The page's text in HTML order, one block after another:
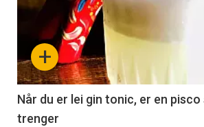
akkurat
nå
-
2
+
Når du er lei gin tonic, er en
trenger